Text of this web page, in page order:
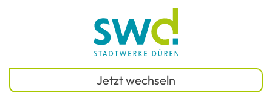
Jetzt wechseln